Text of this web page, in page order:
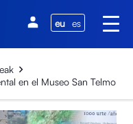
eu es
en el Museo San Telmo